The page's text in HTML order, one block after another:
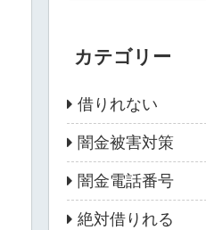
カテゴリー
借りれない
闇金被害対策
闇金電話番号
絶対借りれる